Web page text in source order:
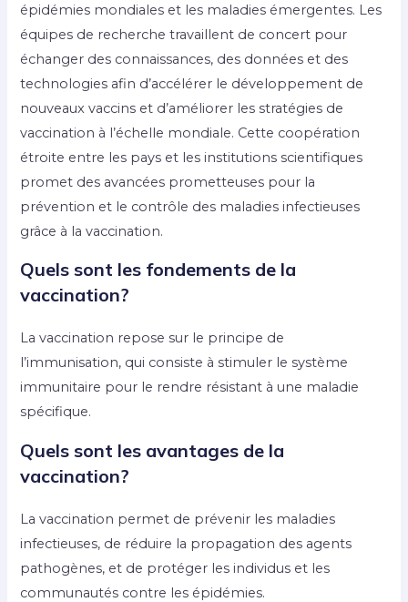
épidémies mondiales et les maladies émergentes. Les
équipes de recherche travaillent de concert pour
échanger des connaissances, des données et des
technologies afin d’accélérer le développement de
nouveaux vaccins et d’améliorer les stratégies de
vaccination à l’échelle mondiale. Cette coopération
étroite entre les pays et les institutions scientifiques
promet des avancées prometteuses pour la
prévention et le contrôle des maladies infectieuses
grâce à la vaccination.
Quels sont les fondements de la
vaccination?
La vaccination repose sur le principe de
l’immunisation, qui consiste à stimuler le système
immunitaire pour le rendre résistant à une maladie
spécifique.
Quels sont les avantages de la
vaccination?
La vaccination permet de prévenir les maladies
infectieuses, de réduire la propagation des agents
pathogènes, et de protéger les individus et les
communautés contre les épidémies.